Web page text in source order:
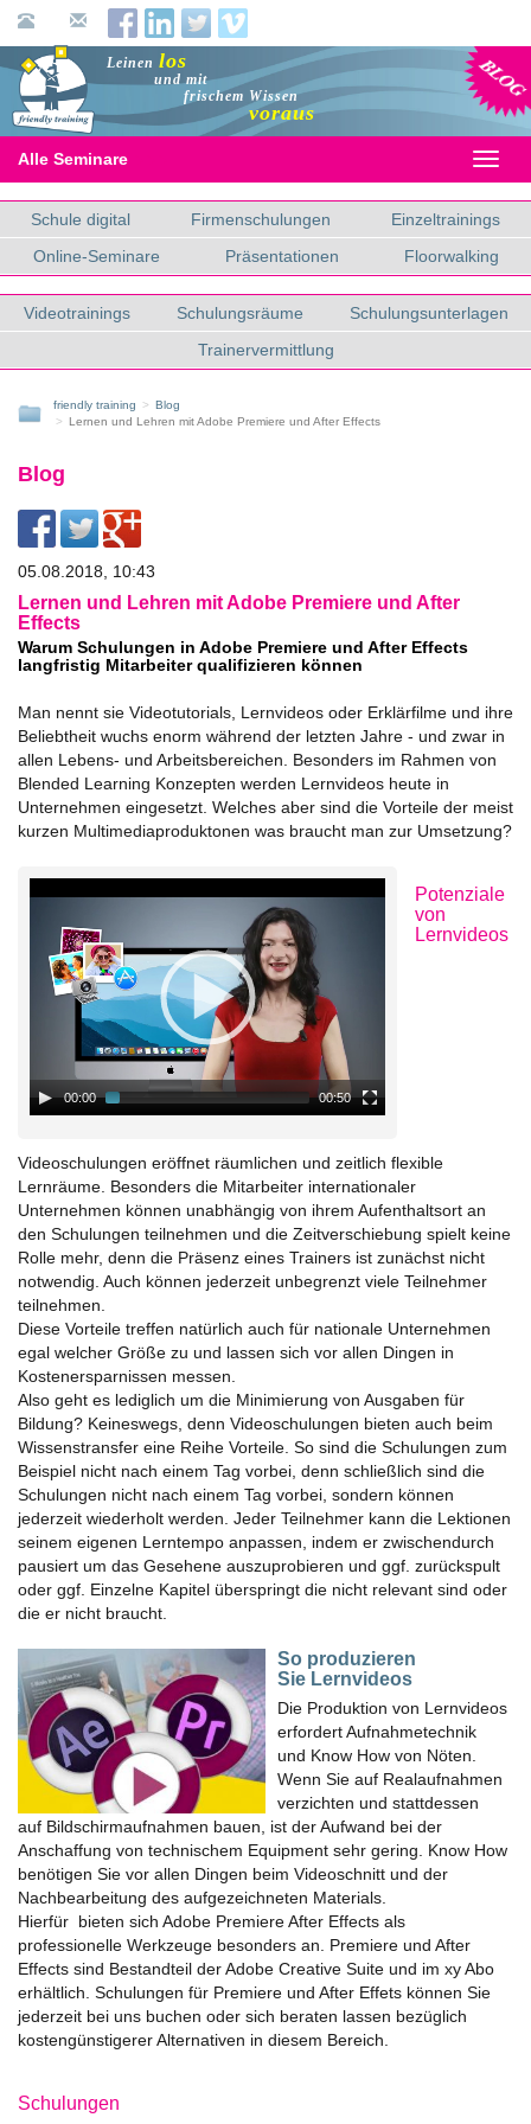
Blog
Leinen los
und mit
frischem Wissen
voraus
Alle Seminare
Schule digital Firmenschulungen
Einzeltrainings
Online-Seminare
Präsentationen Floorwalking
Videotrainings Schulungsräume
Schulungsunterlagen
Trainervermittlung
friendly training
Blog
Lernen und Lehren mit Adobe Premiere und After Effects
Blog
05.08.2018, 10:43
Lernen und Lehren mit Adobe Premiere und After
Effects
Warum Schulungen in Adobe Premiere und After Effects
langfristig Mitarbeiter qualifizieren können
Man nennt sie Videotutorials, Lernvideos oder Erklärfilme und ihre
Beliebtheit wuchs enorm während der letzten Jahre - und zwar in
allen Lebens- und Arbeitsbereichen. Besonders im Rahmen von
Blended Learning Konzepten werden Lernvideos heute in
Unternehmen eingesetzt. Welches aber sind die Vorteile der meist
kurzen Multimediaproduktonen was braucht man zur Umsetzung?
00:00 00:50
Potenziale
von
Lernvideos
Videoschulungen eröffnet räumlichen und zeitlich flexible
Lernräume. Besonders die Mitarbeiter internationaler
Unternehmen können unabhängig von ihrem Aufenthaltsort an
den Schulungen teilnehmen und die Zeitverschiebung spielt keine
Rolle mehr, denn die Präsenz eines Trainers ist zunächst nicht
notwendig. Auch können jederzeit unbegrenzt viele Teilnehmer
teilnehmen.
Diese Vorteile treffen natürlich auch für nationale Unternehmen
egal welcher Größe zu und lassen sich vor allen Dingen in
Kostenersparnissen messen.
Also geht es lediglich um die Minimierung von Ausgaben für
Bildung? Keineswegs, denn Videoschulungen bieten auch beim
Wissenstransfer eine Reihe Vorteile. So sind die Schulungen zum
Beispiel nicht nach einem Tag vorbei, denn schließlich sind die
Schulungen nicht nach einem Tag vorbei, sondern können
jederzeit wiederholt werden. Jeder Teilnehmer kann die Lektionen
seinem eigenen Lerntempo anpassen, indem er zwischendurch
pausiert um das Gesehene auszuprobieren und ggf. zurückspult
oder ggf. Einzelne Kapitel überspringt die nicht relevant sind oder
die er nicht braucht.
So produzieren
Sie Lernvideos
Die Produktion von Lernvideos
erfordert Aufnahmetechnik
und Know How von Nöten.
Wenn Sie auf Realaufnahmen
verzichten und stattdessen
auf Bildschirmaufnahmen bauen, ist der Aufwand bei der
Anschaffung von technischem Equipment sehr gering. Know How
benötigen Sie vor allen Dingen beim Videoschnitt und der
Nachbearbeitung des aufgezeichneten Materials.
Hierfür bieten sich Adobe Premiere After Effects als
professionelle Werkzeuge besonders an. Premiere und After
Effects sind Bestandteil der Adobe Creative Suite und im xy Abo
erhältlich. Schulungen für Premiere und After Effets können Sie
jederzeit bei uns buchen oder sich beraten lassen bezüglich
kostengünstigerer Alternativen in diesem Bereich.
Schulungen